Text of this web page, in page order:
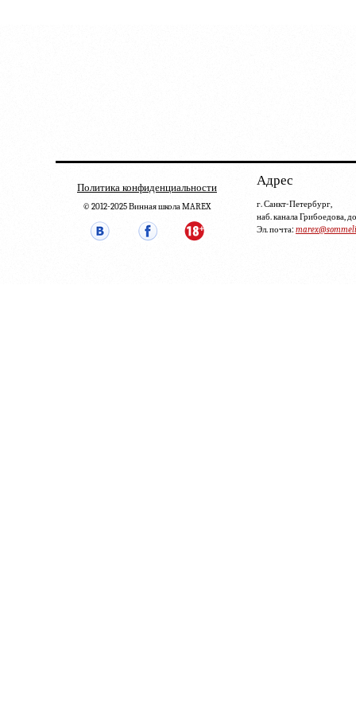
Политика конфиденциальности
© 2012-2025 Винная школа MAREX
Адрес
г. Санкт-Петербург,
наб. канала Грибоедова,
Эл. почта: